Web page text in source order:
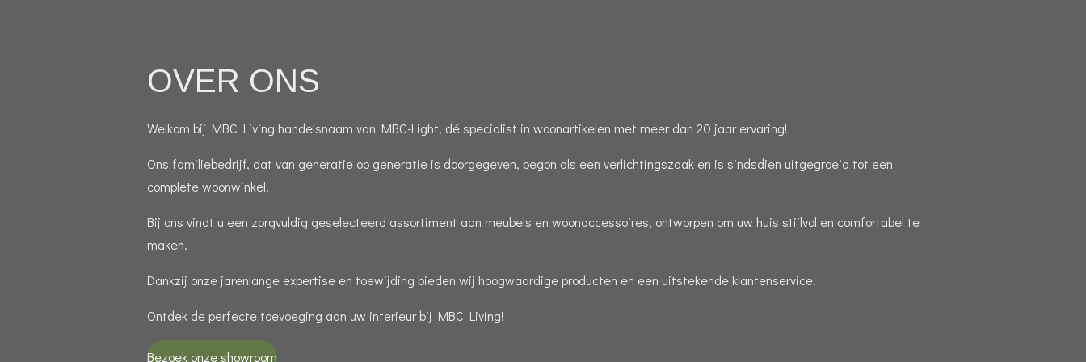
OVER ONS
Welkom bij MBC Living handelsnaam van MBC-Light, dé specialist in woonartikelen met meer dan 20 jaar ervaring!
Ons familiebedrijf, dat van generatie op generatie is doorgegeven, begon als een verlichtingszaak en is sindsdien uitgegroeid tot een
complete woonwinkel.
Bij ons vindt u een zorgvuldig geselecteerd assortiment aan meubels en woonaccessoires, ontworpen om uw huis stijlvol en comfortabel te
maken.
Dankzij onze jarenlange expertise en toewijding bieden wij hoogwaardige producten en een uitstekende klantenservice.
Ontdek de perfecte toevoeging aan uw interieur bij MBC Living!
Bezoek onze showroom